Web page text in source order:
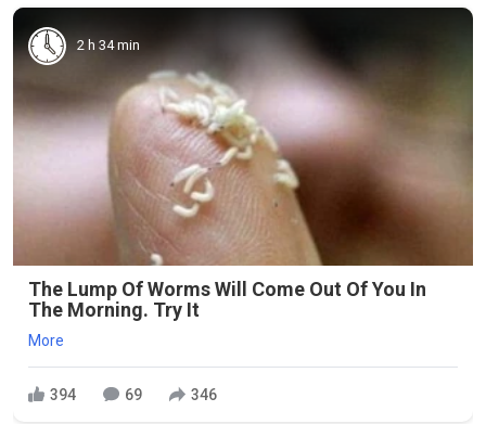
2 h 34 min
The Lump Of Worms Will Come Out Of You In
The Morning. Try It
More
394 69 346